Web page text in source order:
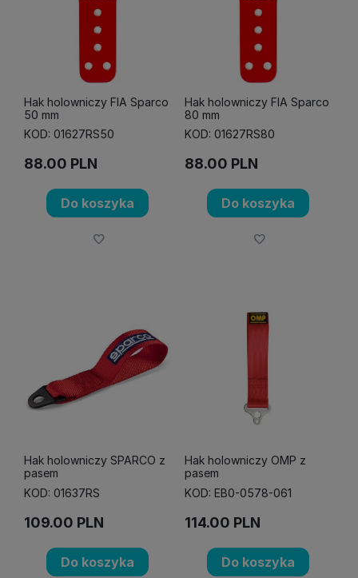
Hak holowniczy FIA Sparco
50 mm
KOD: 01627RS50
88.00 PLN
Do koszyka
Hak holowniczy FIA Sparco
80 mm
KOD: 01627RS80
88.00 PLN
Do koszyka
Hak holowniczy SPARCO z
pasem
KOD: 01637RS
109.00 PLN
Do koszyka
Hak holowniczy OMP z
pasem
KOD: EB0-0578-061
114.00 PLN
Do koszyka